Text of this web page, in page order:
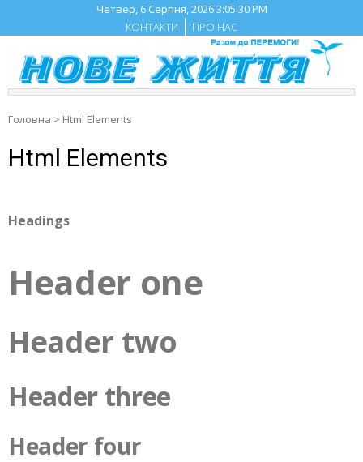
content
Четвер, 6 Серпня, 20263:05:30 PM
КОНТАКТИ
ПРО НАС
Головна > Html Elements
Html Elements
Headings
Header one
Header two
Header three
Header four